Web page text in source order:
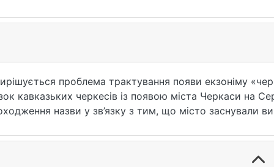
проблема трактування появи екзоніму
кавказьких черкесів із появою міста Черкаси на
назви у зв’язку з тим, що місто заснували
цивілізаційний процес.